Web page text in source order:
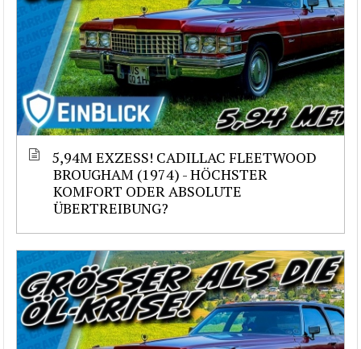
5,94M EXZESS! CADILLAC FLEETWOOD
BROUGHAM (1974) - HÖCHSTER
KOMFORT ODER ABSOLUTE
ÜBERTREIBUNG?